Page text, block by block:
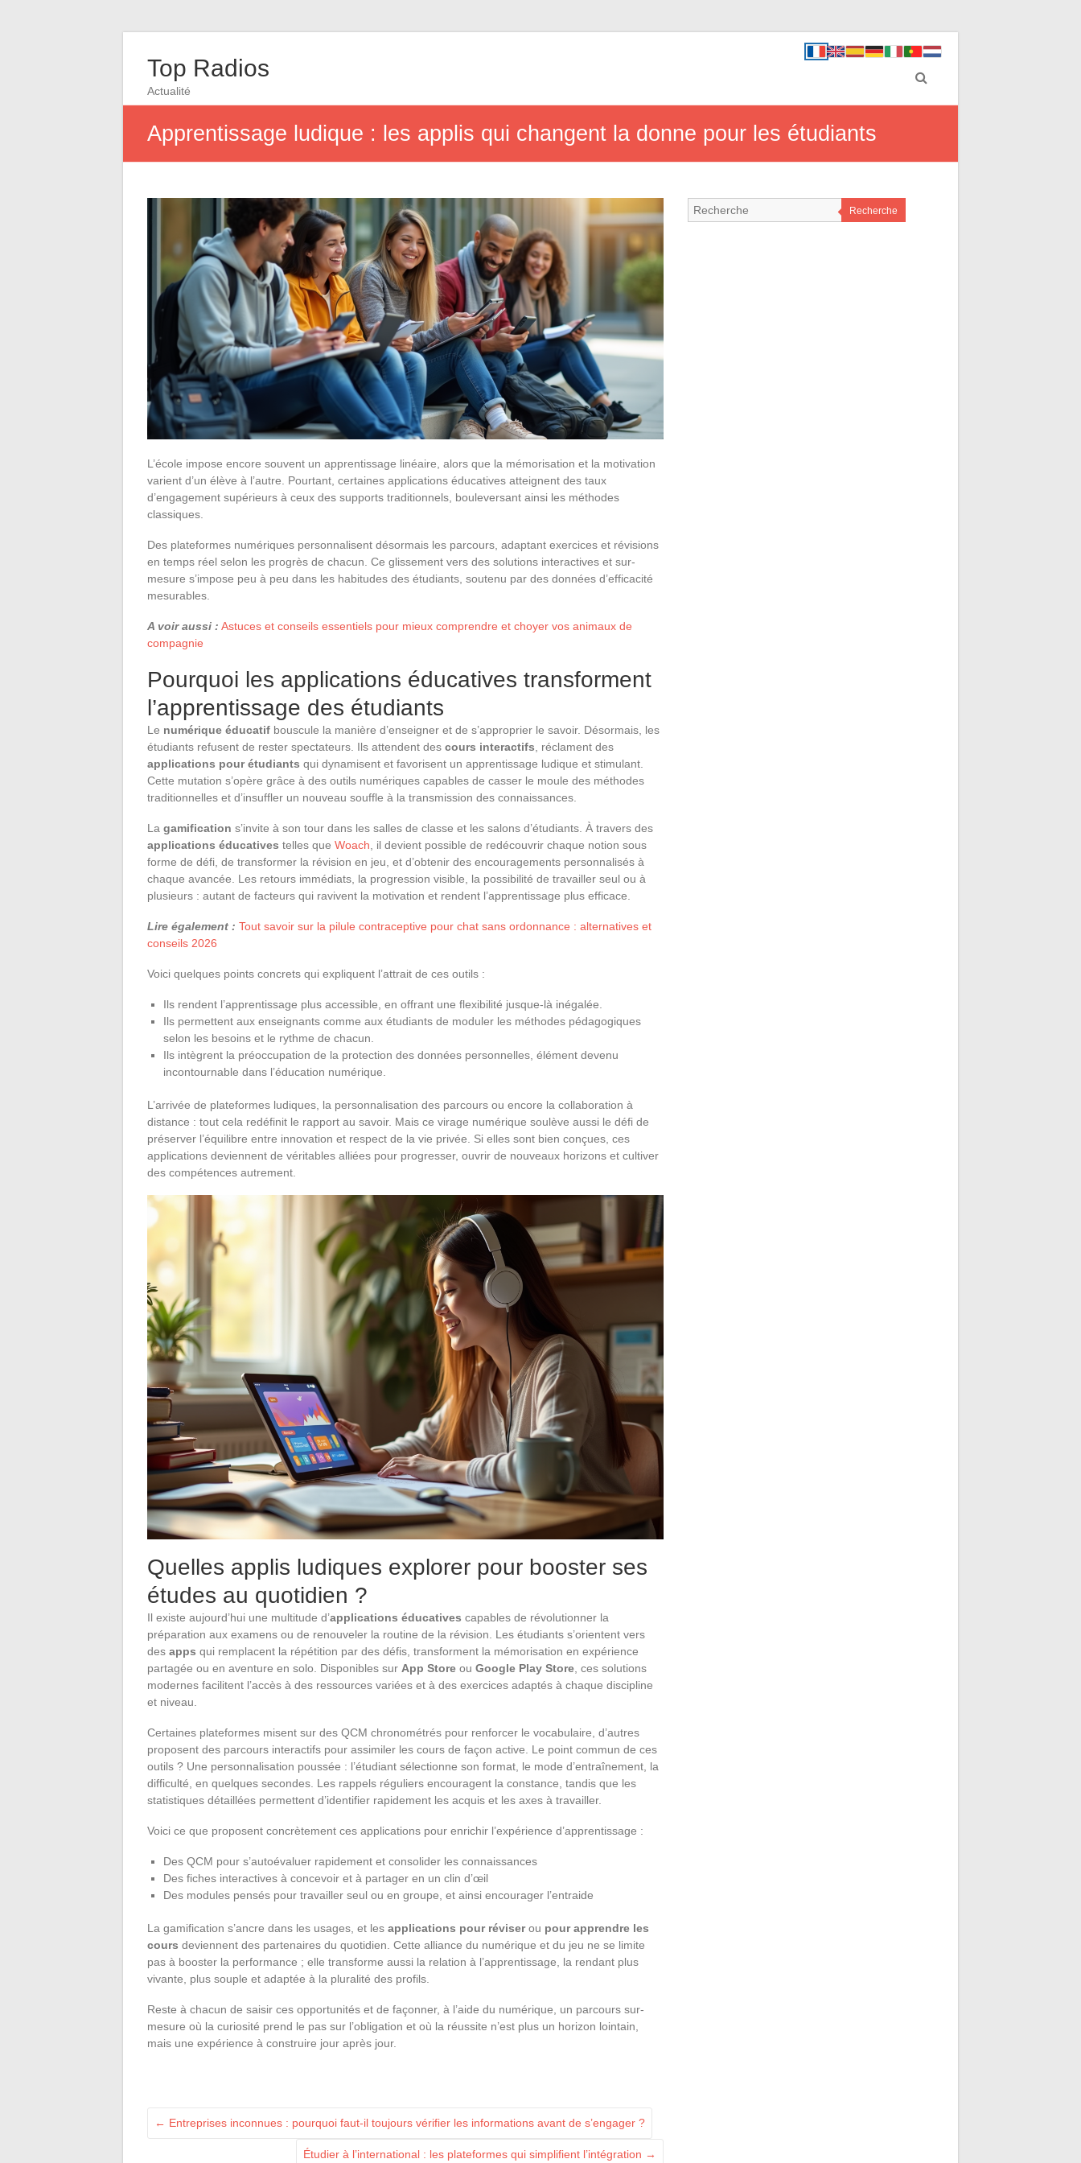
Top Radios
Actualité
Apprentissage ludique : les applis qui changent la donne pour les étudiants
L’école impose encore souvent un apprentissage linéaire, alors que la mémorisation et la motivation
varient d’un élève à l’autre. Pourtant, certaines applications éducatives atteignent des taux
d’engagement supérieurs à ceux des supports traditionnels, bouleversant ainsi les méthodes
classiques.
Des plateformes numériques personnalisent désormais les parcours, adaptant exercices et révisions
en temps réel selon les progrès de chacun. Ce glissement vers des solutions interactives et sur-
mesure s’impose peu à peu dans les habitudes des étudiants, soutenu par des données d’efficacité
mesurables.
A voir aussi : Astuces et conseils essentiels pour mieux comprendre et choyer vos animaux de
compagnie
Pourquoi les applications éducatives transforment
l’apprentissage des étudiants
Le numérique éducatif bouscule la manière d’enseigner et de s’approprier le savoir. Désormais, les
étudiants refusent de rester spectateurs. Ils attendent des cours interactifs , réclament des
applications pour étudiants qui dynamisent et favorisent un apprentissage ludique et stimulant.
Cette mutation s’opère grâce à des outils numériques capables de casser le moule des méthodes
traditionnelles et d’insuffler un nouveau souffle à la transmission des connaissances.
La gamification s’invite à son tour dans les salles de classe et les salons d’étudiants. À travers des
applications éducatives telles que Woach , il devient possible de redécouvrir chaque notion sous
forme de défi, de transformer la révision en jeu, et d’obtenir des encouragements personnalisés à
chaque avancée. Les retours immédiats, la progression visible, la possibilité de travailler seul ou à
plusieurs : autant de facteurs qui ravivent la motivation et rendent l’apprentissage plus efficace.
Lire également : Tout savoir sur la pilule contraceptive pour chat sans ordonnance : alternatives et
conseils 2026
Voici quelques points concrets qui expliquent l’attrait de ces outils :
Ils rendent l’apprentissage plus accessible, en offrant une flexibilité jusque-là inégalée.
Ils permettent aux enseignants comme aux étudiants de moduler les méthodes pédagogiques
selon les besoins et le rythme de chacun.
Ils intègrent la préoccupation de la protection des données personnelles, élément devenu
incontournable dans l’éducation numérique.
L’arrivée de plateformes ludiques, la personnalisation des parcours ou encore la collaboration à
distance : tout cela redéfinit le rapport au savoir. Mais ce virage numérique soulève aussi le défi de
préserver l’équilibre entre innovation et respect de la vie privée. Si elles sont bien conçues, ces
applications deviennent de véritables alliées pour progresser, ouvrir de nouveaux horizons et cultiver
des compétences autrement.
Quelles applis ludiques explorer pour booster ses
études au quotidien ?
Il existe aujourd’hui une multitude d’applications éducatives capables de révolutionner la
préparation aux examens ou de renouveler la routine de la révision. Les étudiants s’orientent vers
des apps qui remplacent la répétition par des défis, transforment la mémorisation en expérience
partagée ou en aventure en solo. Disponibles sur App Store ou Google Play Store , ces solutions
modernes facilitent l’accès à des ressources variées et à des exercices adaptés à chaque discipline
et niveau.
Certaines plateformes misent sur des QCM chronométrés pour renforcer le vocabulaire, d’autres
proposent des parcours interactifs pour assimiler les cours de façon active. Le point commun de ces
outils ? Une personnalisation poussée : l’étudiant sélectionne son format, le mode d’entraînement, la
difficulté, en quelques secondes. Les rappels réguliers encouragent la constance, tandis que les
statistiques détaillées permettent d’identifier rapidement les acquis et les axes à travailler.
Voici ce que proposent concrètement ces applications pour enrichir l’expérience d’apprentissage :
Des QCM pour s’autoévaluer rapidement et consolider les connaissances
Des fiches interactives à concevoir et à partager en un clin d’œil
Des modules pensés pour travailler seul ou en groupe, et ainsi encourager l’entraide
La gamification s’ancre dans les usages, et les applications pour réviserou pour apprendre les
cours deviennent des partenaires du quotidien. Cette alliance du numérique et du jeu ne se limite
pas à booster la performance ; elle transforme aussi la relation à l’apprentissage, la rendant plus
vivante, plus souple et adaptée à la pluralité des profils.
Reste à chacun de saisir ces opportunités et de façonner, à l’aide du numérique, un parcours sur-
mesure où la curiosité prend le pas sur l’obligation et où la réussite n’est plus un horizon lointain,
mais une expérience à construire jour après jour.
← Entreprises inconnues : pourquoi faut-il toujours vérifier les informations avant de s’engager ?
Étudier à l’international : les plateformes qui simplifient l’intégration →
Recherche